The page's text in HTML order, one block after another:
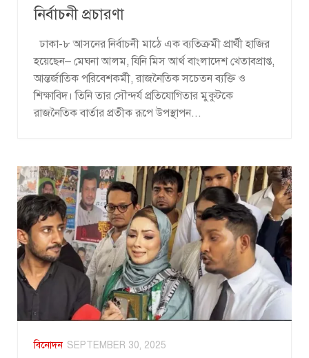
নির্বাচনী প্রচারণা
ঢাকা-৮ আসনের নির্বাচনী মাঠে এক ব্যতিক্রমী প্রার্থী হাজির
হয়েছেন– মেঘনা আলম, যিনি মিস আর্থ বাংলাদেশ খেতাবপ্রাপ্ত,
আন্তর্জাতিক পরিবেশকর্মী, রাজনৈতিক সচেতন ব্যক্তি ও
শিক্ষাবিদ। তিনি তার সৌন্দর্য প্রতিযোগিতার মুকুটকে
রাজনৈতিক বার্তার প্রতীক রূপে উপস্থাপন...
বিনোদন SEPTEMBER 30, 2025